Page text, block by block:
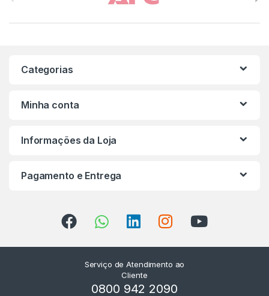
Categorias
Minha conta
Informações da Loja
Pagamento e Entrega
Serviço de Atendimento ao
Cliente
0800 942 2090